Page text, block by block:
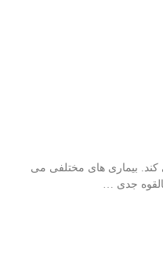
کند. بیماری های مختلفی می
بالقوه جدی …